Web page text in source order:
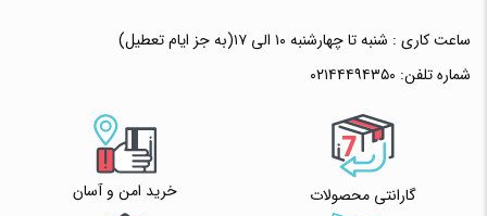
ساعت کاری : شنبه تا چهارشنبه ۱۰ الی ۱۷(به جز ایام تعطیل)
شماره تلفن: ۰۲۱۴۴۴۹۴۳۵۰
گارانتی محصولات خرید امن و آسان